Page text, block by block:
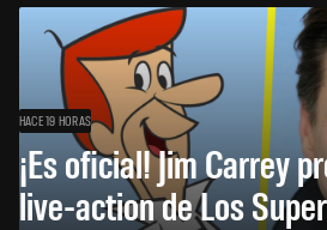
HACE 19 HORAS
¡Es oficial! Jim Carrey
live-action de Los